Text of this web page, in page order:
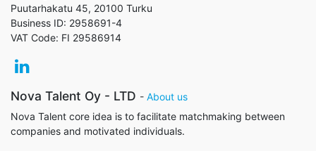
Puutarhakatu 45, 20100 Turku
Business ID: 2958691-4
VAT Code: FI 29586914
Nova Talent Oy - LTD - About us
Nova Talent core idea is to facilitate matchmaking between
companies and motivated individuals.